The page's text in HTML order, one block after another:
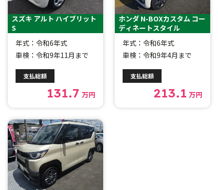
スズキ アルト ハイブリット
S
年式：令和6年式
車検：令和9年11月まで
支払総額
131.7 万円
ホンダ N-BOXカスタム コー
ディネートスタイル
年式：令和6年式
車検：令和9年4月まで
支払総額
213.1 万円